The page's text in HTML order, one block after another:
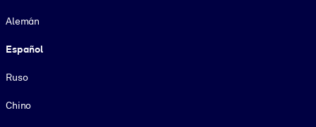
Alemán
Español
Ruso
Chino